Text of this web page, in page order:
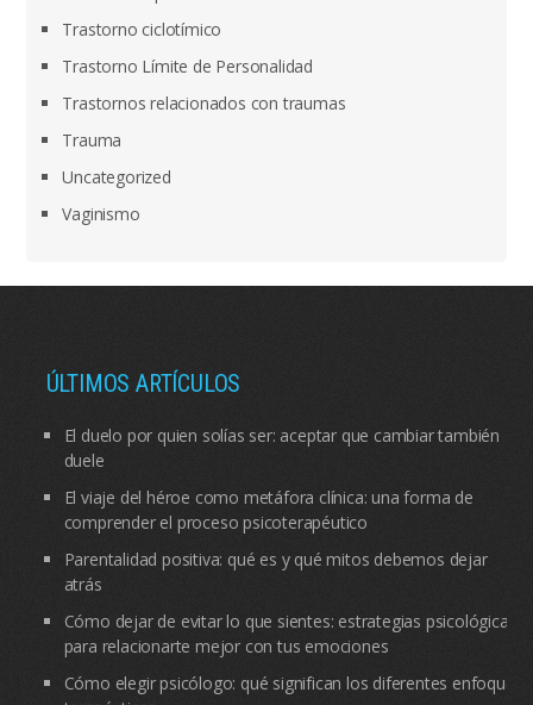
Trastorno ciclotímico
Trastorno Límite de Personalidad
Trastornos relacionados con traumas
Trauma
Uncategorized
Vaginismo
ÚLTIMOS ARTÍCULOS
El duelo por quien solías ser: aceptar que cambiar también
duele
El viaje del héroe como metáfora clínica: una forma de
comprender el proceso psicoterapéutico
Parentalidad positiva: qué es y qué mitos debemos dejar
atrás
Cómo dejar de evitar lo que sientes: estrategias psicológicas
para relacionarte mejor con tus emociones
Cómo elegir psicólogo: qué significan los diferentes enfoques